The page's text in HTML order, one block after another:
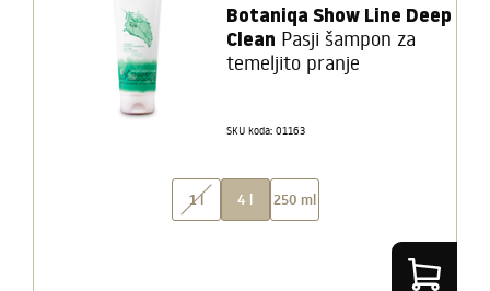
Botaniqa Show Line Deep
Clean Pasji šampon za
temeljito pranje
SKU koda: 01163
1 l 4 l 250 ml